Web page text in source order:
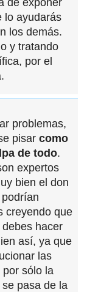
lo ayudarás
los demás.
y tratando
por el
problemas,
pisar como
de todo.
expertos
bien el don
creyendo que
hacer
así, ya que
las
sólo la
pasa de la